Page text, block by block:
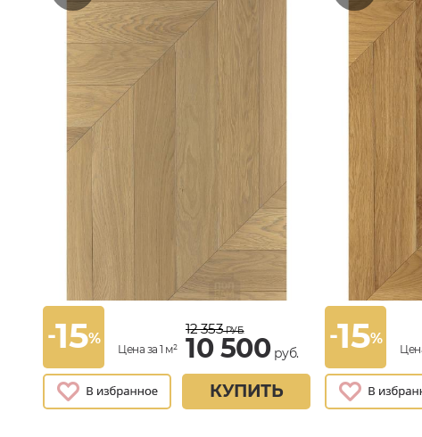
-15%
Цена за 1 м²
12 353РУБ.
10 500руб.
КУПИТЬ
-15%